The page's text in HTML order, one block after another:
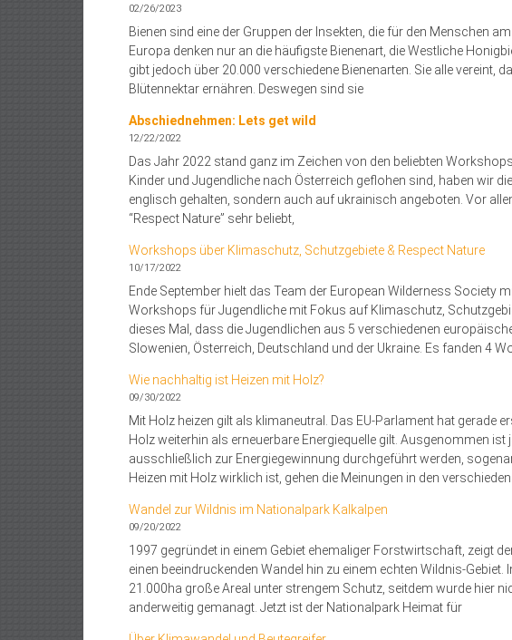
02/26/2023
Bienen sind eine der Gruppen der Insekten, die für den Menschen
Europa denken nur an die häufigste Bienenart, die Westliche
gibt jedoch über 20.000 verschiedene Bienenarten. Sie alle vereint,
Blütennektar ernähren. Deswegen sind sie
Abschiednehmen: Lets get wild
12/22/2022
Das Jahr 2022 stand ganz im Zeichen von den beliebten
Kinder und Jugendliche nach Österreich geflohen sind, haben wir
englisch gehalten, sondern auch auf ukrainisch angeboten. Vor
“Respect Nature” sehr beliebt,
Workshops über Klimaschutz, Schutzgebiete & Respect Nature
10/17/2022
Ende September hielt das Team der European Wilderness Society
Workshops für Jugendliche mit Fokus auf Klimaschutz,
dieses Mal, dass die Jugendlichen aus 5 verschiedenen
Slowenien, Österreich, Deutschland und der Ukraine. Es fanden 4
Wie nachhaltig ist Heizen mit Holz?
09/30/2022
Mit Holz heizen gilt als klimaneutral. Das EU-Parlament hat gerade
Holz weiterhin als erneuerbare Energiequelle gilt. Ausgenommen
ausschließlich zur Energiegewinnung durchgeführt werden,
Heizen mit Holz wirklich ist, gehen die Meinungen in den
Wandel zur Wildnis im Nationalpark Kalkalpen
09/20/2022
1997 gegründet in einem Gebiet ehemaliger Forstwirtschaft, zeigt
einen beeindruckenden Wandel hin zu einem echten Wildnis-
21.000ha große Areal unter strengem Schutz, seitdem wurde hier
anderweitig gemanagt. Jetzt ist der Nationalpark Heimat für